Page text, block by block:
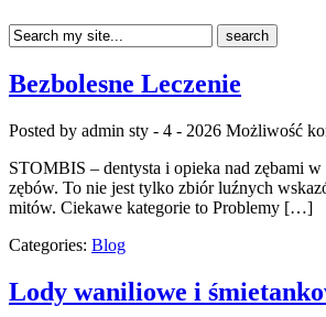
Bezbolesne Leczenie
Posted by admin sty - 4 - 2026 Możliwość
STOMBIS – dentysta i opieka nad zębami
zębów. To nie jest tylko zbiór luźnych
mitów. Ciekawe kategorie to Problemy […]
Categories: Blog
Lody waniliowe i